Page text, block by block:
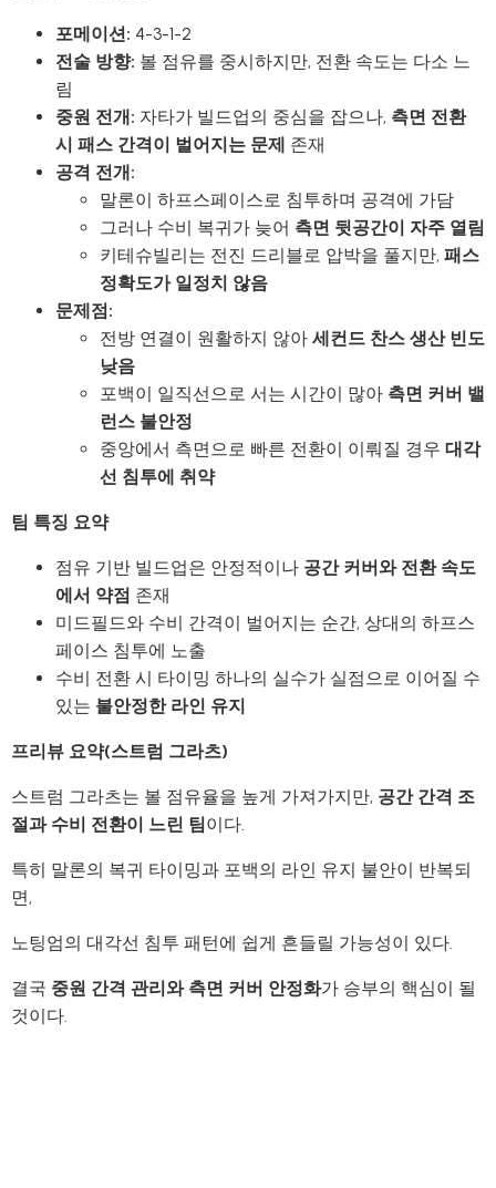
포메이션: 4-3-1-2
전술 방향: 볼 점유를 중시하지만, 전환 속도는 다소 느
림
중원 전개: 자타가 빌드업의 중심을 잡으나, 측면 전환
시 패스 간격이 벌어지는 문제 존재
공격 전개:
말론이 하프스페이스로 침투하며 공격에 가담
그러나 수비 복귀가 늦어 측면 뒷공간이 자주 열림
키테슈빌리는 전진 드리블로 압박을 풀지만, 패스
정확도가 일정치 않음
문제점:
전방 연결이 원활하지 않아 세컨드 찬스 생산 빈도
낮음
포백이 일직선으로 서는 시간이 많아 측면 커버 밸
런스 불안정
중앙에서 측면으로 빠른 전환이 이뤄질 경우 대각
선 침투에 취약
팀 특징 요약
점유 기반 빌드업은 안정적이나 공간 커버와 전환 속도
에서 약점 존재
미드필드와 수비 간격이 벌어지는 순간, 상대의 하프스
페이스 침투에 노출
수비 전환 시 타이밍 하나의 실수가 실점으로 이어질 수
있는 불안정한 라인 유지
프리뷰 요약(스트럼 그라츠)
스트럼 그라츠는 볼 점유율을 높게 가져가지만, 공간 간격 조
절과 수비 전환이 느린 팀이다.
특히 말론의 복귀 타이밍과 포백의 라인 유지 불안이 반복되
면,
노팅엄의 대각선 침투 패턴에 쉽게 흔들릴 가능성이 있다.
결국 중원 간격 관리와 측면 커버 안정화가 승부의 핵심이 될
것이다.